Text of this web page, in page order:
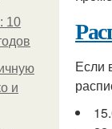
10
и
Если